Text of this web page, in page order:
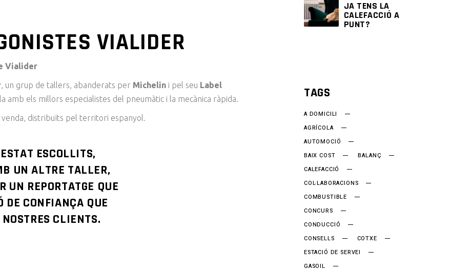
VIALIDER
Vialider
, un grup de tallers, abanderats per Michelin i pel seu Label
amb els millors especialistes del pneumàtic i la mecànica ràpida.
distribuïts pel territori espanyol.
ESCOLLITS,
UN ALTRE TALLER,
UN REPORTATGE QUE
DE CONFIANÇA QUE
CLIENTS.
JA TENS LA
CALEFACCIÓ A
PUNT?
TAGS
A DOMICILI
AGRÍCOLA
AUTOMOCIÓ
BAIX COST
BALANÇ
CALEFACCIÓ
COL·LABORACIONS
COMBUSTIBLE
CONCURS
CONDUCCIÓ
CONSELLS
COTXE
ESTACIÓ DE SERVEI
GASOIL